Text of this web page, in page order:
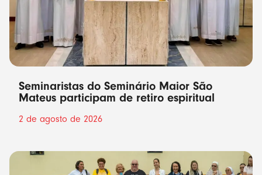
Seminaristas do Seminário Maior São
Mateus participam de retiro espiritual
2 de agosto de 2026